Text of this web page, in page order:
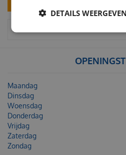
Maandag
Dinsdag
Woensdag
Donderdag
Vrijdag
Zaterdag
Zondag
DETAILS WEERGEVEN